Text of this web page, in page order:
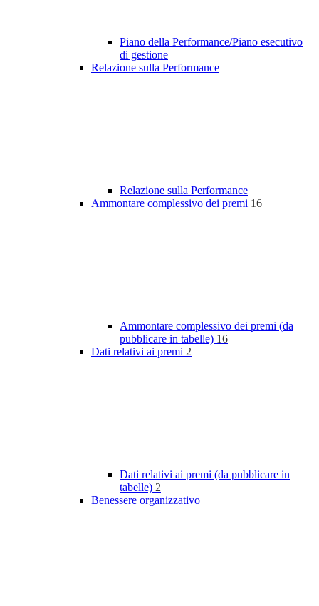
Piano della Performance/Piano esecutivo
di gestione
Relazione sulla Performance
Relazione sulla Performance
Ammontare complessivo dei premi 16
Ammontare complessivo dei premi (da
pubblicare in tabelle) 16
Dati relativi ai premi 2
Dati relativi ai premi (da pubblicare in
tabelle) 2
Benessere organizzativo